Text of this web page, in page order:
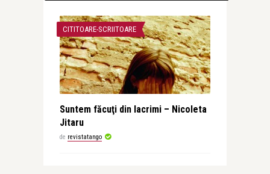
CITITOARE-SCRIITOARE
Suntem făcuţi din lacrimi – Nicoleta
Jitaru
de revistatango